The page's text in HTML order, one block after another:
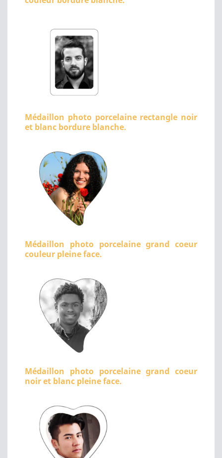
Médaillon photo porcelaine rectangle noir
et blanc bordure blanche.
Médaillon photo porcelaine grand coeur
couleur pleine face.
Médaillon photo porcelaine grand coeur
noir et blanc pleine face.